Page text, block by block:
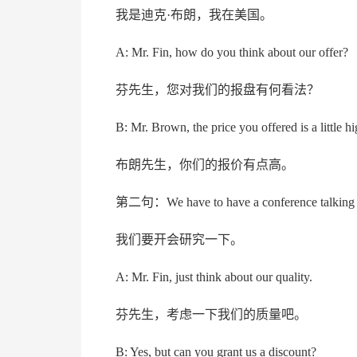
我是迪克·布朗，我在美国。
A: Mr. Fin, how do you think about our offer?
芬先生，您对我们的报盘有何看法？
B: Mr. Brown, the price you offered is a little
布朗先生，你们的报价有点高。
第二句： We have to have a conference
我们要开会研究一下。
A: Mr. Fin, just think about our quality.
芬先生，考虑一下我们的质量吧。
B: Yes, but can you grant us a discount?